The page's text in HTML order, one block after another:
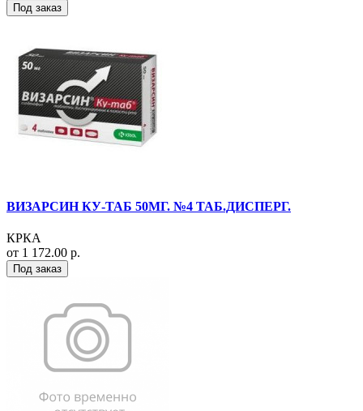
Под заказ
ВИЗАРСИН КУ-ТАБ 50МГ. №4 ТАБ.ДИСПЕРГ.
КРКА
от 1 172.00 р.
Под заказ